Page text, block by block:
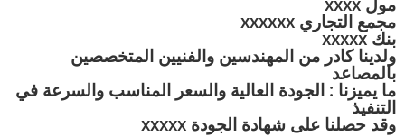
مجمع التجاري xxxxxx
بنك xxxxx
ولدينا كادر من المهندسين والفنيين المتخصصين
بالمصاعد
ما يميزنا : الجودة العالية والسعر المناسب والسرعة في
التنفيذ
وقد حصلنا على شهادة الجودة xxxxx